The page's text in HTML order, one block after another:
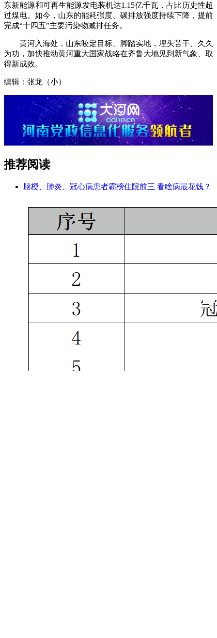
东新能源和可再生能源发电装机达1.15亿千瓦，占比历史性超
过煤电。如今，山东的能耗强度、碳排放强度持续下降，提前
完成“十四五”主要污染物减排任务。
黄河入海处，山东咬定目标、脚踏实地，埋头苦干、久久
为功，加快推动黄河重大国家战略在齐鲁大地见到新气象、取
得新成效。
编辑：张龙（小）
推荐阅读
脑梗、肺炎、冠心病患者霸榜住院前三 看啥病最花钱？